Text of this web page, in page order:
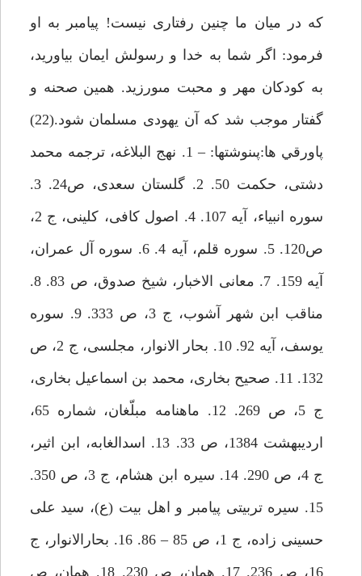
كه در ميان ما چنين رفتارى نيست! پيامبر به او
فرمود: اگر شما به خدا و رسولش ايمان بياوريد،
به كودكان مهر و محبت مى‏ورزيد. همين صحنه و
گفتار موجب شد كه آن يهودى مسلمان شود.(22)
پاورقي ها:پى‏نوشت‏ها: – 1. نهج البلاغه، ترجمه محمد
دشتى، حكمت 50. 2. گلستان سعدى، ص‏24. 3.
سوره انبياء، آيه 107. 4. اصول كافى، كلينى، ج 2،
ص‏120. 5. سوره قلم، آيه 4. 6. سوره آل عمران،
آيه 159. 7. معانى الاخبار، شيخ صدوق، ص 83. 8.
مناقب ابن شهر آشوب، ج 3، ص 333. 9. سوره
يوسف، آيه 92. 10. بحار الانوار، مجلسى، ج 2، ص
132. 11. صحيح بخارى، محمد بن اسماعيل بخارى،
ج 5، ص 269. 12. ماهنامه مبلّغان، شماره 65،
ارديبهشت 1384، ص 33. 13. اسدالغابه، ابن اثير،
ج 4، ص 290. 14. سيره ابن هشام، ج 3، ص 350.
15. سيره تربيتى پيامبر و اهل بيت (ع)، سيد على
حسينى زاده، ج 1، ص 85 – 86. 16. بحارالانوار، ج
16، ص 236. 17. همان، ص 230. 18. همان، ص